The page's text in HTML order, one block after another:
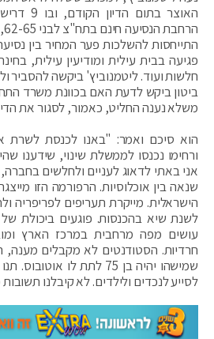
האוצר
התייחסות להשלכות פער המחיר בין
פגיעה בבית עילית ומודיעין עילית,
חלשות ועוד. ליטמנוביץ' ביקשה להסביר
ביטון ביקש לדעת האם בכוונת משרד
משלא נענה החליט, כאמור, לסגור את
הוא סיכם ואמר: "באנו לכנסת לשרת
ורחימו נכנסו לממשלת שינוי, שידענו
אני באתי לדאוג לעניים ולחלשים בחברה,
שנאה בין אוכלוסיות. הרפורמה הזו
הישראלית. מייקרת תעריפים לפריפריה
לשנת שיא בהכנסות. פוגעים ביכולת
עושים מפה מרחבית במרכז הארץ
חרדיות. הסטודנטים לא מקבלים מענה,
לסייע לנכדים ולילדים. לא קיבלנו